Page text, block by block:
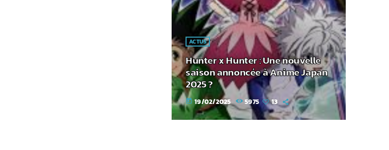
ACTUS
Hunter x Hunter : Une nouvelle
saison annoncée à Anime Japan
2025 ?
today 19/02/2025 5975 13